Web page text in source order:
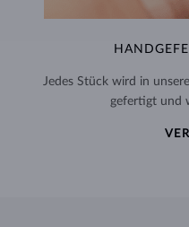
Jedes Stück wird in
gefertigt und